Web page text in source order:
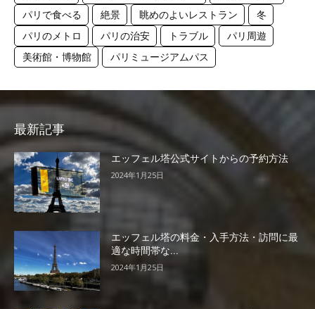
パリで食べる
絶景 眺めのよいレストラン
冬
パリのメトロ
パリの治安 トラブル
パリ周遊
美術館・博物館
パリミュージアムパス
最新記事
エッフェル塔公式サイトからの予約方法
2024年1月25日
エッフェル塔の料金・入手方法・訪問に最
適な時間帯な...
2024年1月25日